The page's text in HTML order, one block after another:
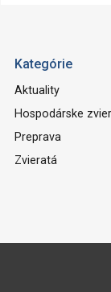
Kategórie
Aktuality
Hospodárske
Preprava
Zvieratá